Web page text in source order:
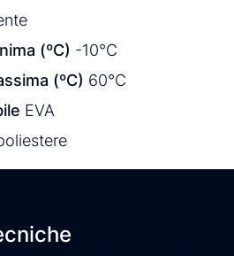
(ºC) -10°C
(ºC) 60°C
EVA